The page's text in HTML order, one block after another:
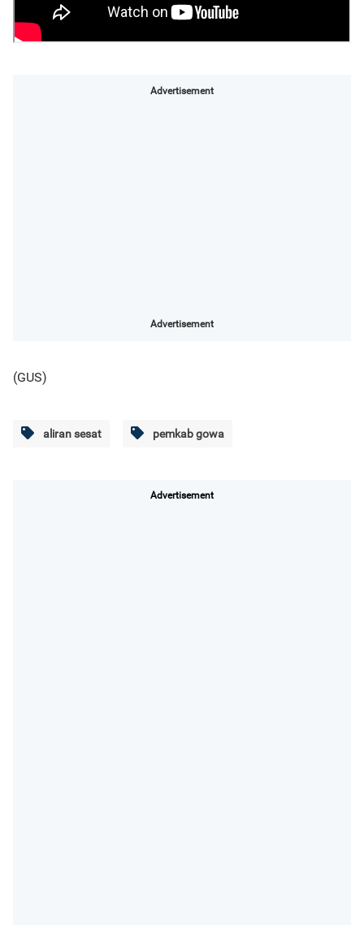
Advertisement
Advertisement
(GUS)
aliran sesat pemkab gowa
Advertisement